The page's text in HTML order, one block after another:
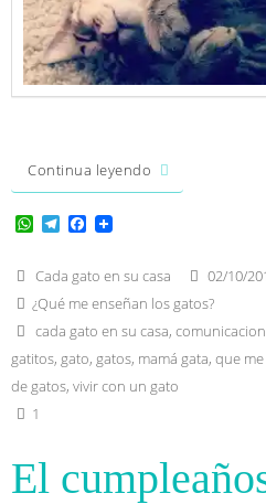
Continua leyendo
W
t
s
A
p
p
e
g
r
a
m
e
b
o
o
Cada gato en su casa
02/10/
¿Qué me enseñan los gatos?
cada gato en su casa,
gatitos, gato, gatos, mamá gata, que
de gatos, vivir con un gato
1
El